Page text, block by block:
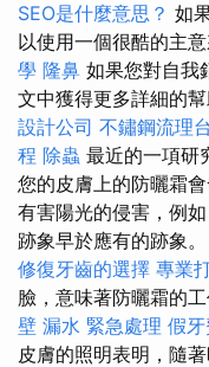
SEO是什麼意思？ 如
以使用一個很酷的主
學 隆鼻 如果您對自我
文中獲得更多詳細的幫
設計公司 不鏽鋼流理台
程 除蟲 最近的一項研
您的皮膚上的防曬霜
有害陽光的侵害，例
跡象早於應有的跡象。
修復牙齒的選擇 專業
臉，意味著防曬霜的
壁 漏水 緊急處理 假
皮膚的照明表明，隨